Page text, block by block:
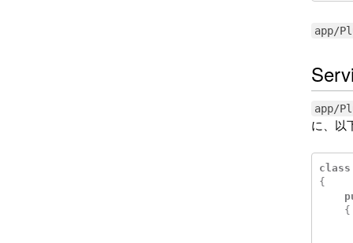
app/
app/
に、以
class
{
{